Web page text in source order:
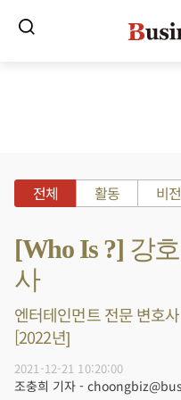
전체 활동 비전
[Who Is ?] 강
사
엔터테인먼트 전문 변호
[2022년]
2021-12-21 10:20:00
조충희 기자 -